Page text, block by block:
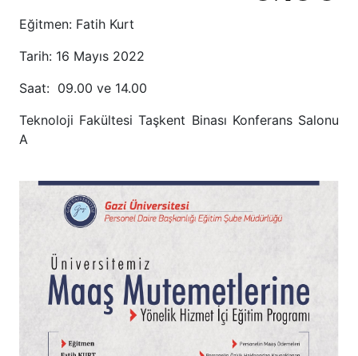
Eğitmen: Fatih Kurt
Tarih: 16 Mayıs 2022
Saat: 09.00 ve 14.00
Teknoloji Fakültesi Taşkent Binası Konferans Salonu
A